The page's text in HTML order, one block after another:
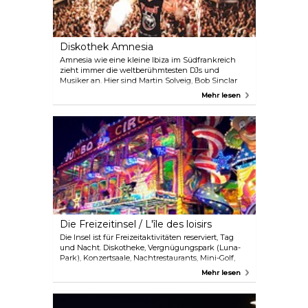
Diskothek Amnesia
Amnesia wie eine kleine Ibiza im Südfrankreich
zieht immer die weltberühmtesten DJs und
Musiker an. Hier sind Martin Solveig, Bob Sinclar
oder David Guetta sehr oft am Deck. Es gibt jede
Mehr lesen
Die Freizeitinsel / L'île des loisirs
Die Insel ist für Freizeitaktivitäten reserviert, Tag
und Nacht. Diskotheke, Vergnügungspark (Luna-
Park), Konzertsaale, Nachtrestaurants, Mini-Golf,
Themenpark Dinosauruspark, Vermietung von
Mehr lesen